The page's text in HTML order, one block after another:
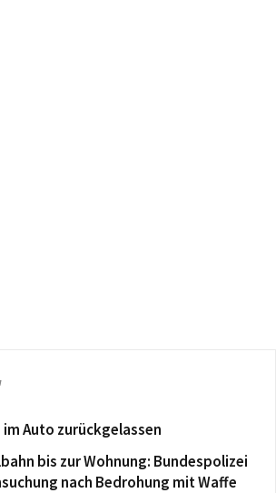
im Auto zurückgelassen
bis zur Wohnung: Bundespolizei
nach Bedrohung mit Waffe